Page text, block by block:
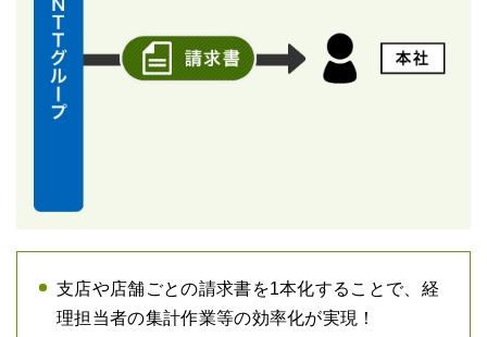
支店や店舗ごとの請求書を1本化することで、経
理担当者の集計作業等の効率化が実現！